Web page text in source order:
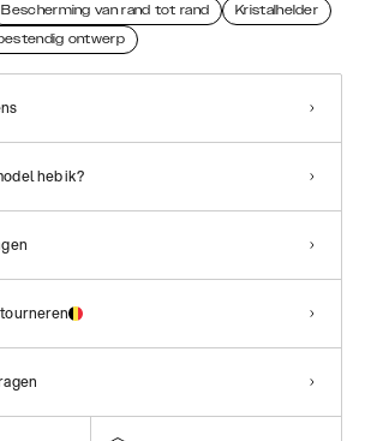
Bescherming van rand tot rand
Kristalhelder
ontwerp
heb ik?